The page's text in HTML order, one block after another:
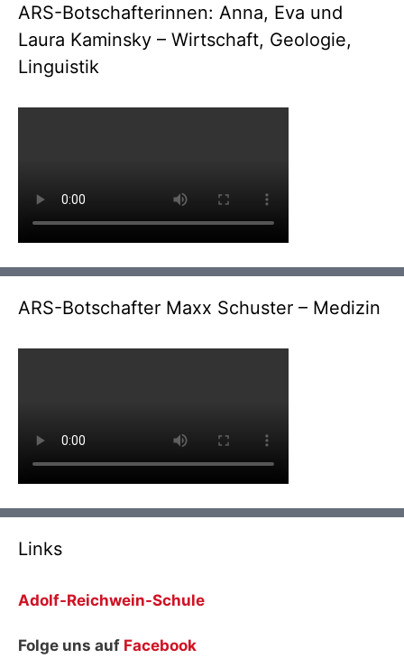
ARS-Botschafterinnen: Anna, Eva und
Laura Kaminsky – Wirtschaft, Geologie,
Linguistik
ARS-Botschafter Maxx Schuster – Medizin
Links
Adolf-Reichwein-Schule
Folge uns auf Facebook